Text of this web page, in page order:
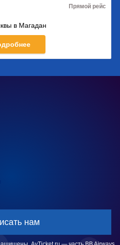
Прямой рейс
в Магадан
нам